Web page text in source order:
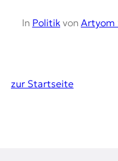
In Politikvon Artyom
zur Startseite